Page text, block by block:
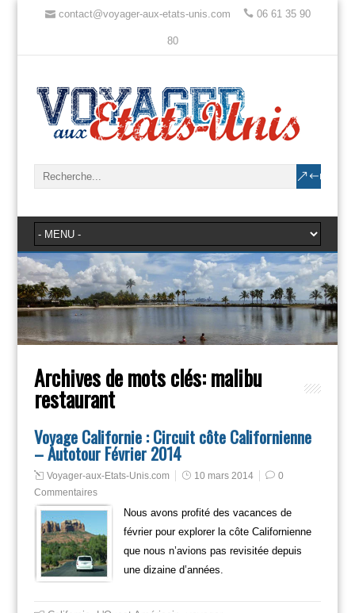
contact@voyager-aux-etats-unis.com 06 61 35 90
80
Archives de mots clés:malibu
restaurant
Voyage Californie : Circuit côte Californienne
– Autotour Février 2014
Voyager-aux-Etats-Unis.com 10 mars 2014
0
Commentaires
Nous avons profité des vacances de
février pour explorer la côte Californienne
que nous n’avions pas revisitée depuis
une dizaine d’années.